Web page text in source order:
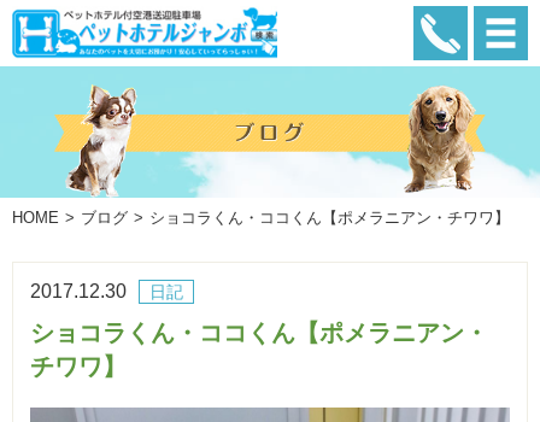
HOME ブログ ショコラくん・ココくん【ポメラニアン・チワワ】
日記
2017.12.30
ショコラくん・ココくん【ポメラニアン・
チワワ】